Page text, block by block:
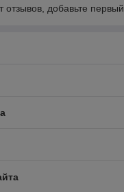
отзывов, добавьте первый